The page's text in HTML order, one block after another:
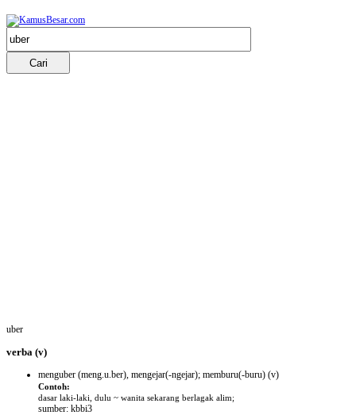
uber
verba (v)
menguber (meng.u.ber), mengejar(-ngejar); memburu(-buru) (v)
Contoh:
dasar laki-laki, dulu ~ wanita sekarang berlagak alim;
sumber: kbbi3